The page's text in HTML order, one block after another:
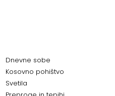
Dnevne sobe
Kosovno pohištvo
Svetila